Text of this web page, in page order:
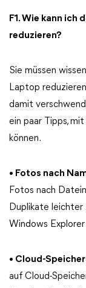
F1. Wie kann
reduzieren?
Sie müssen
Laptop
damit
ein paar Tipps,
können.
• Fotos nach
Fotos nach
Duplikate leichter
Windows
• Cloud-
auf Cloud-